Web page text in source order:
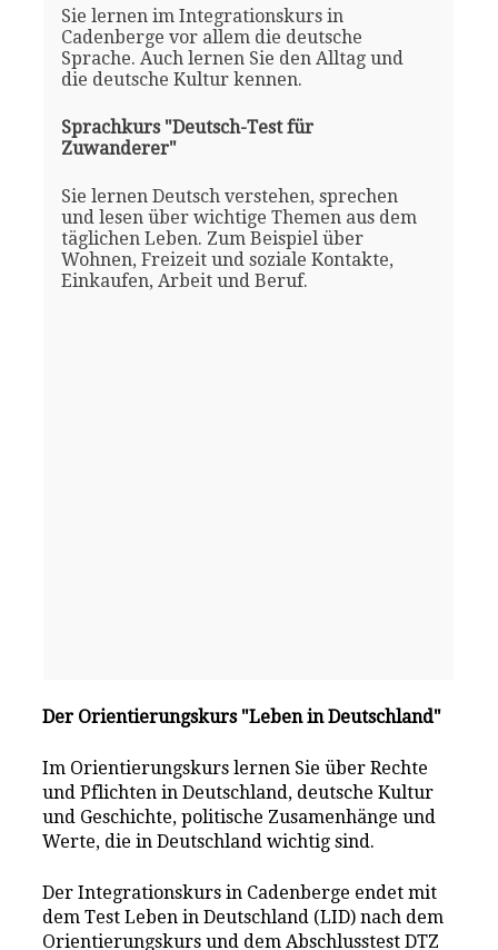
Sie lernen im Integrationskurs in
Cadenberge vor allem die deutsche
Sprache. Auch lernen Sie den Alltag und
die deutsche Kultur kennen.
Sprachkurs "Deutsch-Test für
Zuwanderer"
Sie lernen Deutsch verstehen, sprechen
und lesen über wichtige Themen aus dem
täglichen Leben. Zum Beispiel über
Wohnen, Freizeit und soziale Kontakte,
Einkaufen, Arbeit und Beruf.
Der Orientierungskurs "Leben in Deutschland"
Im Orientierungskurs lernen Sie über Rechte
und Pflichten in Deutschland, deutsche Kultur
und Geschichte, politische Zusamenhänge und
Werte, die in Deutschland wichtig sind.
Der Integrationskurs in Cadenberge endet mit
dem Test Leben in Deutschland (LID) nach dem
Orientierungskurs und dem Abschlusstest DTZ